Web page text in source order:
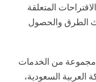
المتعلقة
الطرق والحصول
يوفر الرقم الموحد للمرور 933 مجموعة من الخدمات
العربية السعودية،